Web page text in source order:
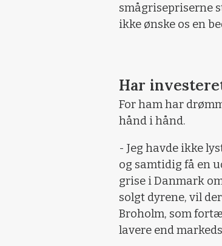
smågrisepriserne
ikke ønske os en
Har
For ham har
hånd i hånd.
- Jeg havde ikke
og samtidig få en
grise i Danmark
solgt dyrene, vil
Broholm, som
lavere end